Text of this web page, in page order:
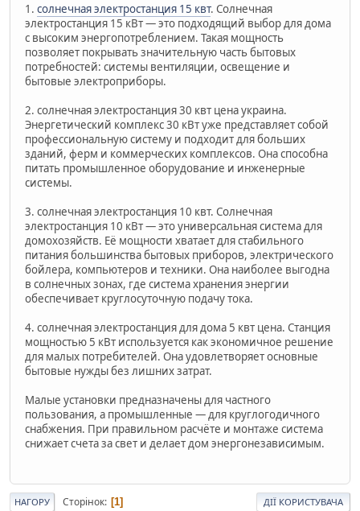
1. солнечная электростанция 15 квт. Солнечная
электростанция 15 кВт — это подходящий выбор для дома
с высоким энергопотреблением. Такая мощность
позволяет покрывать значительную часть бытовых
потребностей: системы вентиляции, освещение и
бытовые электроприборы.
2. солнечная электростанция 30 квт цена украина.
Энергетический комплекс 30 кВт уже представляет собой
профессиональную систему и подходит для больших
зданий, ферм и коммерческих комплексов. Она способна
питать промышленное оборудование и инженерные
системы.
3. солнечная электростанция 10 квт. Солнечная
электростанция 10 кВт — это универсальная система для
домохозяйств. Её мощности хватает для стабильного
питания большинства бытовых приборов, электрического
бойлера, компьютеров и техники. Она наиболее выгодна
в солнечных зонах, где система хранения энергии
обеспечивает круглосуточную подачу тока.
4. солнечная электростанция для дома 5 квт цена. Станция
мощностью 5 кВт используется как экономичное решение
для малых потребителей. Она удовлетворяет основные
бытовые нужды без лишних затрат.
Малые установки предназначены для частного
пользования, а промышленные — для круглогодичного
снабжения. При правильном расчёте и монтаже система
снижает счета за свет и делает дом энергонезависимым.
НАГОРУ Сторінок 1 ДІЇ КОРИСТУВАЧА